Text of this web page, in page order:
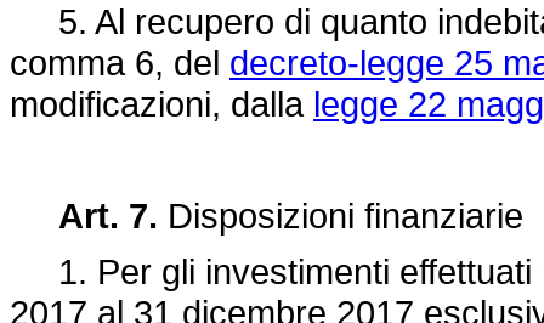
5. Al recupero di quanto
comma 6, del decreto-legge 25
modificazioni, dalla legge 22
Art. 7. Disposizioni finanziarie
1. Per gli investimenti effettuati
2017 al 31 dicembre 2017